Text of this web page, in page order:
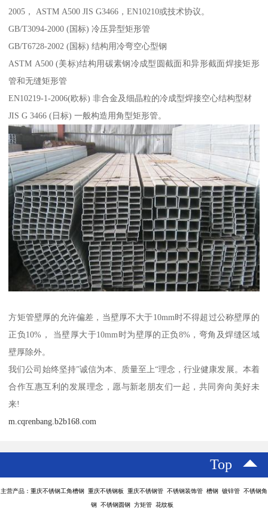
2005， ASTM A500 JIS G3466，EN10210或技术协议。
GB/T3094-2000 (国标) 冷压异型矩形管
GB/T6728-2002 (国标) 结构用冷弯空心型钢
ASTM A500 (美标)结构用碳素钢冷成型圆截面和异形截面焊接矩形
管和无缝矩形管
EN10219-1-2006(欧标) 非合金及细晶粒的冷成型焊接空心结构型材
JIS G 3466 (日标) 一般构造用角型矩形管。
方矩管壁厚的允许偏差，当壁厚不大于10mm时不得超过公称壁厚的
正负10%， 当壁厚大于10mm时为壁厚的正负8%，弯角及焊缝区域
壁厚除外。
我们公司始终坚持”诚信为本、质量至上“理念，行业健康发展。本着
合作互惠互利的发展理念，愿与新老朋友们一起，共同奔向美好未
来!
m.cqrenbang.b2b168.com
Top
主营产品：重庆不锈钢工角槽钢 重庆不锈钢板 重庆不锈钢管 不锈钢装饰管 槽钢 镀锌管 不锈钢角
钢 不锈钢圆钢 方矩管 花纹板